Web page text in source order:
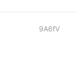
9A6fV